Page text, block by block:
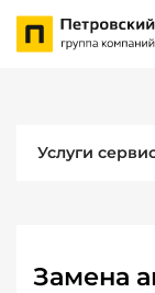
Услуги
Замена